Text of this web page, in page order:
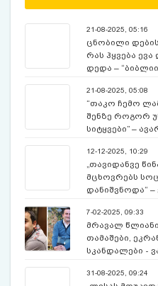
21-08-2025, 05:16
ცნობილი
რას ჰყვება
დედა –
21-08-2025, 05:08
“თაკო ჩემო
შენზე როგორ
სიტყვები” –
12-12-2025, 10:29
„თავიდანვე
მცხოვრებს
დანიშვნოდა“ –
7-02-2025, 09:33
მრავალ
თამაშები,
სკანდალები -
31-08-2025, 09:24